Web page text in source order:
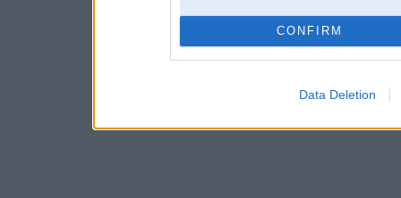
CONFIRM
Data Deletion